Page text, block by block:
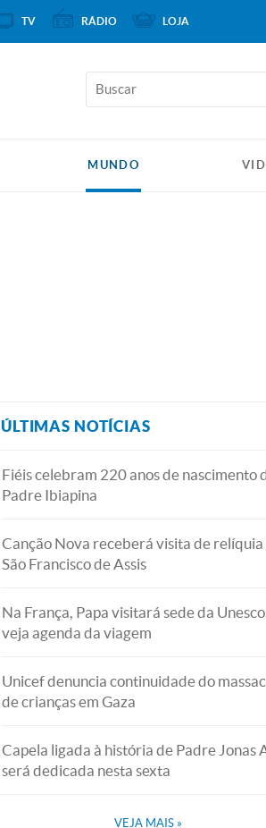
MUNDO
ÚLTIMAS NOTÍCIAS
Fiéis celebram 220 anos de nascimento
Padre Ibiapina
Canção Nova receberá visita de relíquia
São Francisco de Assis
Na França, Papa visitará sede da
veja agenda da viagem
Unicef denuncia continuidade do
de crianças em Gaza
Capela ligada à história de Padre Jonas
será dedicada nesta sexta
VEJA MAIS »
TV RÁDIO LOJA